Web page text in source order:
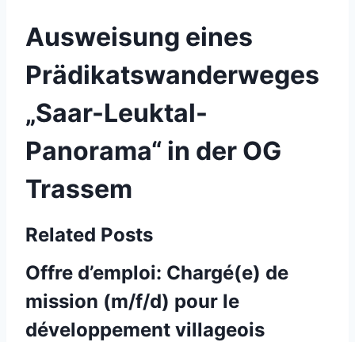
Ausweisung eines
Prädikatswanderweges
„Saar-Leuktal-
Panorama“ in der OG
Trassem
Related Posts
Offre d’emploi: Chargé(e) de
mission (m/f/d) pour le
développement villageois